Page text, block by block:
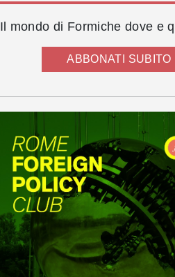
Il mondo di Formiche dove e
ABBONATI SUBITO